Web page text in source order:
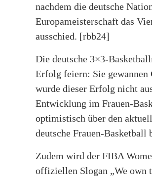
nachdem die deutsche
Europameisterschaft das
ausschied. [rbb24]
Die deutsche 3×3-
Erfolg feiern: Sie gewannen
wurde dieser Erfolg nicht
Entwicklung im Frauen-
optimistisch über den
deutsche Frauen-Basketball
Zudem wird der FIBA
offiziellen Slogan „We own